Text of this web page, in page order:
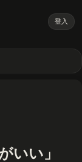
登入
いい」